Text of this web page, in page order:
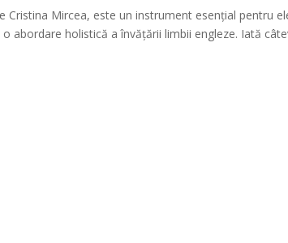
Cristina Mircea, este un instrument esențial pentru
abordare holistică a învățării limbii engleze. Iată